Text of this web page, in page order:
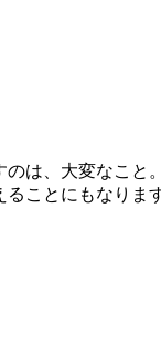
は、大変なこ
ことにもなります